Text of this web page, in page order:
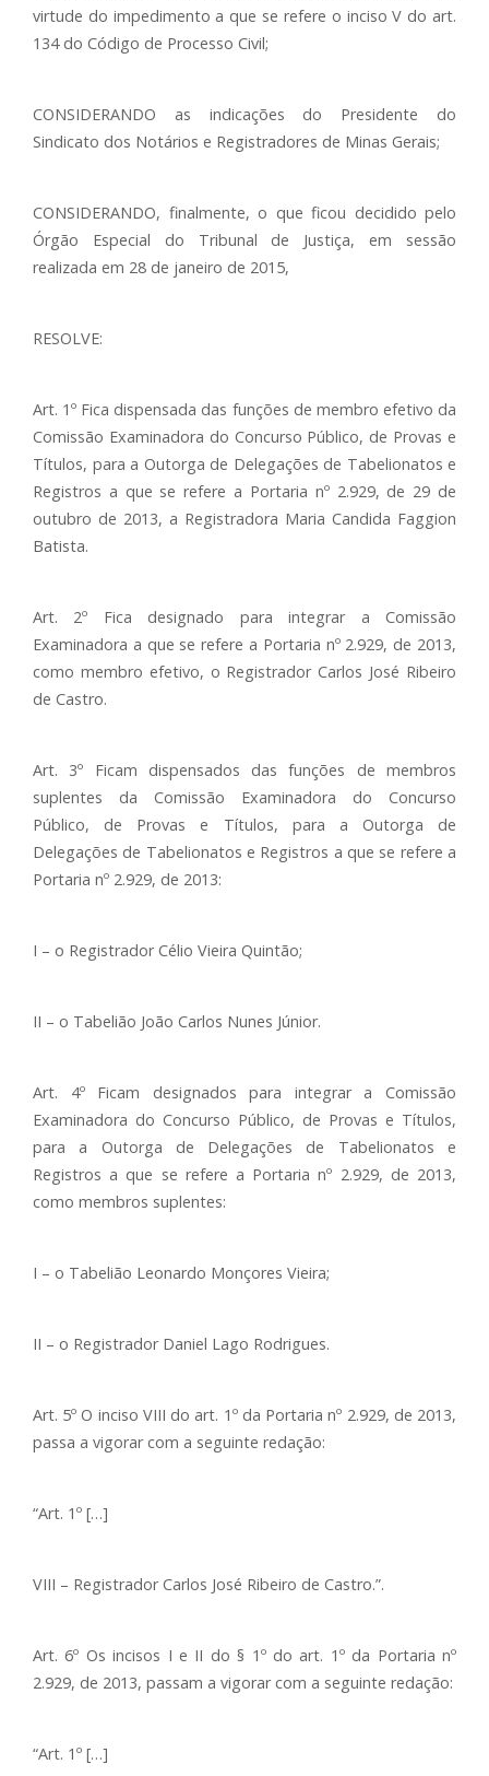
virtude do impedimento a que se refere o inciso V do art.
134 do Código de Processo Civil;
CONSIDERANDO as indicações do Presidente do
Sindicato dos Notários e Registradores de Minas Gerais;
CONSIDERANDO, finalmente, o que ficou decidido pelo
Órgão Especial do Tribunal de Justiça, em sessão
realizada em 28 de janeiro de 2015,
RESOLVE:
Art. 1º Fica dispensada das funções de membro efetivo da
Comissão Examinadora do Concurso Público, de Provas e
Títulos, para a Outorga de Delegações de Tabelionatos e
Registros a que se refere a Portaria nº 2.929, de 29 de
outubro de 2013, a Registradora Maria Candida Faggion
Batista.
Art. 2º Fica designado para integrar a Comissão
Examinadora a que se refere a Portaria nº 2.929, de 2013,
como membro efetivo, o Registrador Carlos José Ribeiro
de Castro.
Art. 3º Ficam dispensados das funções de membros
suplentes da Comissão Examinadora do Concurso
Público, de Provas e Títulos, para a Outorga de
Delegações de Tabelionatos e Registros a que se refere a
Portaria nº 2.929, de 2013:
I – o Registrador Célio Vieira Quintão;
II – o Tabelião João Carlos Nunes Júnior.
Art. 4º Ficam designados para integrar a Comissão
Examinadora do Concurso Público, de Provas e Títulos,
para a Outorga de Delegações de Tabelionatos e
Registros a que se refere a Portaria nº 2.929, de 2013,
como membros suplentes:
I – o Tabelião Leonardo Monçores Vieira;
II – o Registrador Daniel Lago Rodrigues.
Art. 5º O inciso VIII do art. 1º da Portaria nº 2.929, de 2013,
passa a vigorar com a seguinte redação:
“Art. 1º […]
VIII – Registrador Carlos José Ribeiro de Castro.”.
Art. 6º Os incisos I e II do § 1º do art. 1º da Portaria nº
2.929, de 2013, passam a vigorar com a seguinte redação:
“Art. 1º […]